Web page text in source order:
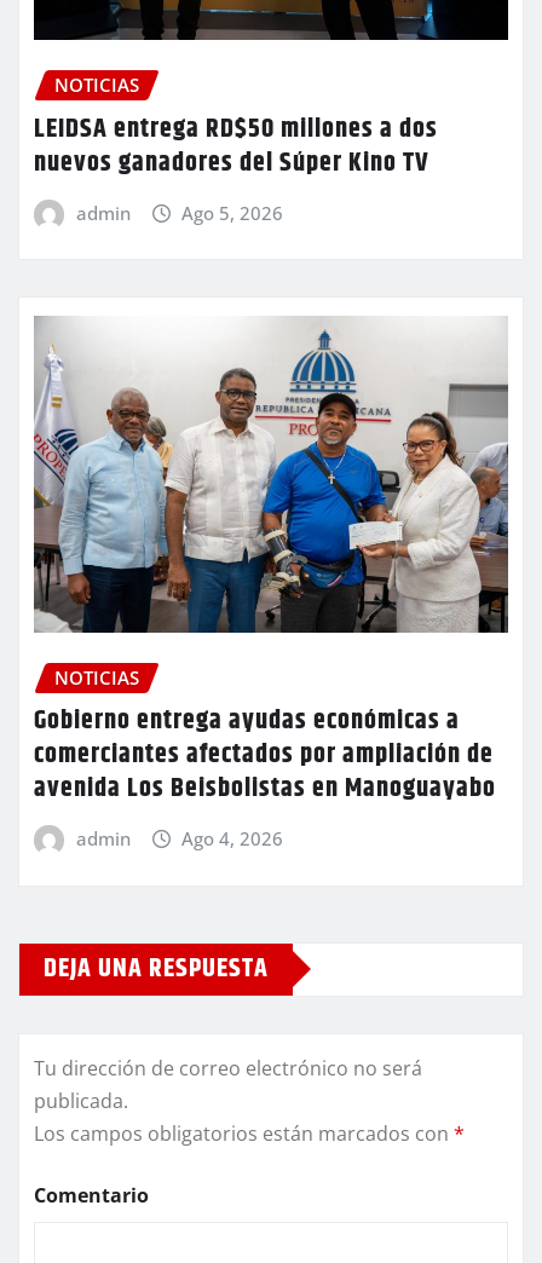
NOTICIAS
LEIDSA entrega RD$50 millones a dos
nuevos ganadores del Súper Kino TV
admin Ago 5, 2026
NOTICIAS
Gobierno entrega ayudas económicas a
comerciantes afectados por ampliación de
avenida Los Beisbolistas en Manoguayabo
admin Ago 4, 2026
DEJA UNA RESPUESTA
Tu dirección de correo electrónico no será
publicada.
Los campos obligatorios están marcados con *
Comentario